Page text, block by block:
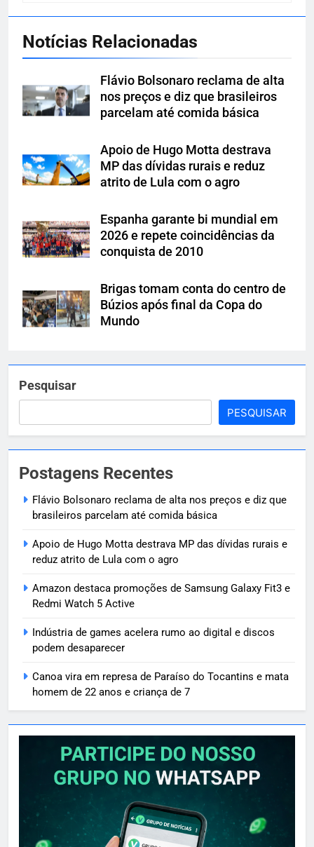
Notícias Relacionadas
Flávio Bolsonaro reclama de alta
nos preços e diz que brasileiros
parcelam até comida básica
Apoio de Hugo Motta destrava
MP das dívidas rurais e reduz
atrito de Lula com o agro
Espanha garante bi mundial em
2026 e repete coincidências da
conquista de 2010
Brigas tomam conta do centro de
Búzios após final da Copa do
Mundo
Pesquisar
PESQUISAR
Postagens Recentes
Flávio Bolsonaro reclama de alta nos preços e diz que
brasileiros parcelam até comida básica
Apoio de Hugo Motta destrava MP das dívidas rurais e
reduz atrito de Lula com o agro
Amazon destaca promoções de Samsung Galaxy Fit3 e
Redmi Watch 5 Active
Indústria de games acelera rumo ao digital e discos
podem desaparecer
Canoa vira em represa de Paraíso do Tocantins e mata
homem de 22 anos e criança de 7